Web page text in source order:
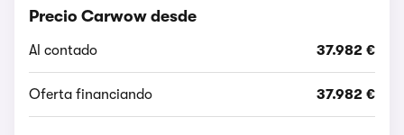
Precio Carwow desde
Al contado 37.982 €
Oferta financiando 37.982 €